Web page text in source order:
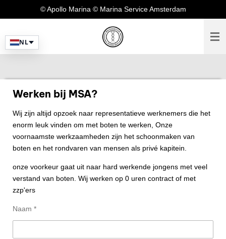
NL
de
hoofdinhoud
© Apollo Marina © Marina Service Amsterdam
Werken bij MSA?
Wij zijn altijd opzoek naar representatieve werknemers die het
enorm leuk vinden om met boten te werken, Onze
voornaamste werkzaamheden zijn het schoonmaken van
boten en het rondvaren van mensen als privé kapitein.
onze voorkeur gaat uit naar hard werkende jongens met veel
verstand van boten. Wij werken op 0 uren contract of met
zzp'ers
Naam *